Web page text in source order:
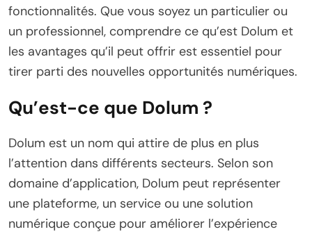
fonctionnalités. Que vous soyez un particulier ou
un professionnel, comprendre ce qu’est Dolum et
les avantages qu’il peut offrir est essentiel pour
tirer parti des nouvelles opportunités numériques.
Qu’est-ce que Dolum ?
Dolum est un nom qui attire de plus en plus
l’attention dans différents secteurs. Selon son
domaine d’application, Dolum peut représenter
une plateforme, un service ou une solution
numérique conçue pour améliorer l’expérience